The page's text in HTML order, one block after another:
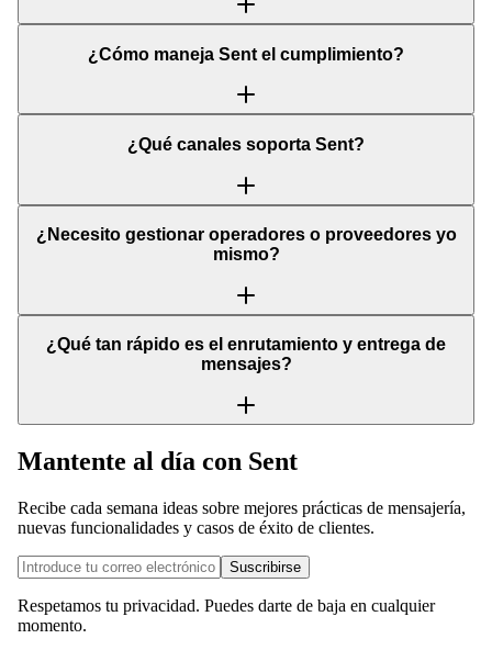
¿Cómo maneja Sent el cumplimiento?
¿Qué canales soporta Sent?
¿Necesito gestionar operadores o proveedores yo
mismo?
¿Qué tan rápido es el enrutamiento y entrega de
mensajes?
Mantente al día con Sent
Recibe cada semana ideas sobre mejores prácticas de mensajería,
nuevas funcionalidades y casos de éxito de clientes.
Suscribirse
Respetamos tu privacidad. Puedes darte de baja en cualquier
momento.